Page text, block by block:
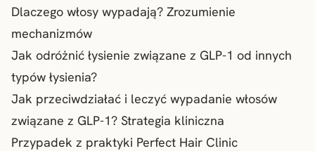
Dlaczego włosy wypadają? Zrozumienie
mechanizmów
Jak odróżnić łysienie związane z GLP-1 od innych
typów łysienia?
Jak przeciwdziałać i leczyć wypadanie włosów
związane z GLP-1? Strategia kliniczna
Przypadek z praktyki Perfect Hair Clinic